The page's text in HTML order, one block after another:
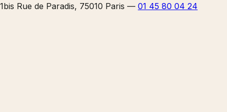
1bis Rue de Paradis, 75010 Paris — 01 45 80 04 24